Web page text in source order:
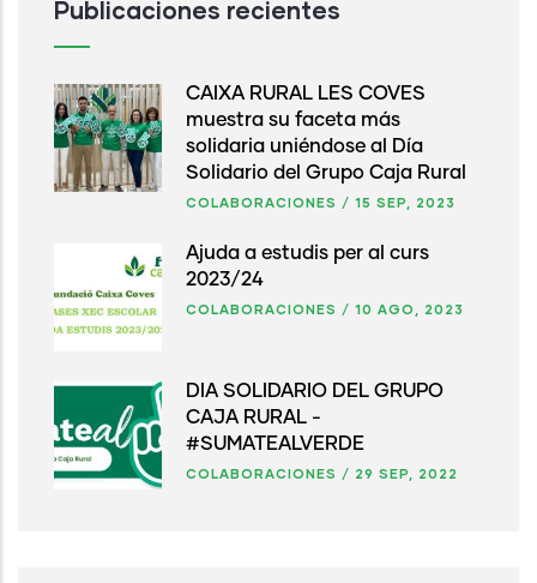
Publicaciones recientes
CAIXA RURAL LES COVES
muestra su faceta más
solidaria uniéndose al Día
Solidario del Grupo Caja Rural
COLABORACIONES / 15 SEP, 2023
Ajuda a estudis per al curs
2023/24
COLABORACIONES / 10 AGO, 2023
DÍA SOLIDARIO DEL GRUPO
CAJA RURAL -
#SUMATEALVERDE
COLABORACIONES / 29 SEP, 2022